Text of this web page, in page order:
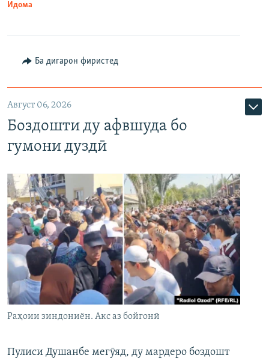
Идома
Ба дигарон фиристед
Август 06, 2026
Боздошти ду афвшуда бо
гумони дуздӣ
Раҳоии зиндониён. Акс аз бойгонӣ
Пулиси Душанбе мегӯяд, ду мардеро боздошт